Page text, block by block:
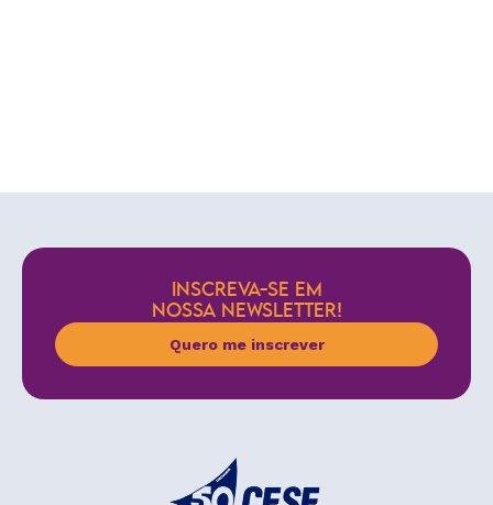
INSCREVA-SE EM
NOSSA NEWSLETTER!
Quero me inscrever